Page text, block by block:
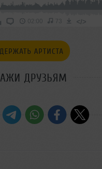
02:00 73 </>
АРТИСТА
ДРУЗЬЯМ